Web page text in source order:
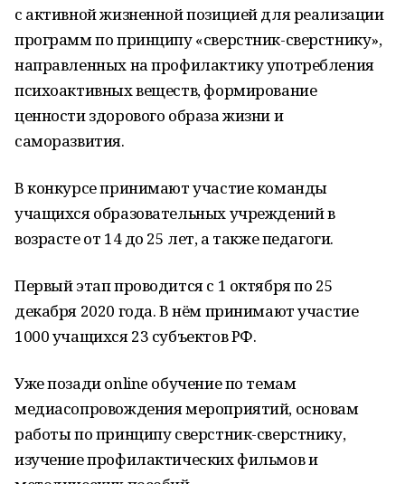
с активной жизненной позицией для реализации
программ по принципу «сверстник-сверстнику»,
направленных на профилактику употребления
психоактивных веществ, формирование
ценности здорового образа жизни и
саморазвития.
В конкурсе принимают участие команды
учащихся образовательных учреждений в
возрасте от 14 до 25 лет, а также педагоги.
Первый этап проводится с 1 октября по 25
декабря 2020 года. В нём принимают участие
1000 учащихся 23 субъектов РФ.
Уже позади online обучение по темам
медиасопровождения мероприятий, основам
работы по принципу сверстник-сверстнику,
изучение профилактических фильмов и